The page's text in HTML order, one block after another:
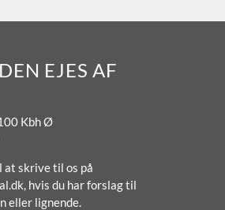
EJES AF
Kbh Ø
at skrive til os på
hvis du har forslag til
eller lignende.